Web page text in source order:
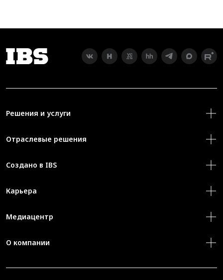
Решения и услуги
Отраслевые решения
Создано в IBS
Карьера
Медиацентр
О компании